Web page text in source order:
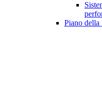
Piano della